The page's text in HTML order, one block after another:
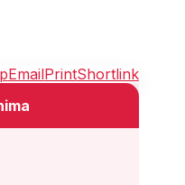
EmailPrintShortlink